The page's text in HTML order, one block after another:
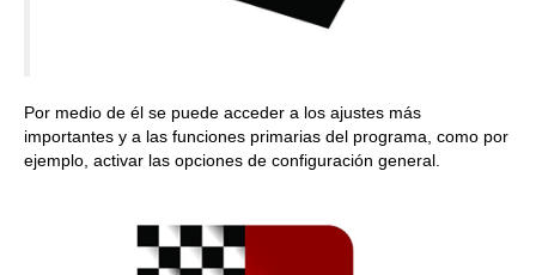
Por medio de él se puede acceder a los ajustes más
importantes y a las funciones primarias del programa, como por
ejemplo, activar las opciones de configuración general.